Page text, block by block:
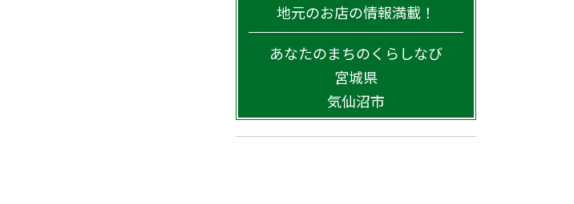
地元のお店の情報満載！
あなたのまちのくらしなび
宮城県
気仙沼市